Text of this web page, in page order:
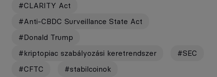
#CLARITY Act
#Anti-CBDC Surveillance State Act
#Donald Trump
#kriptopiac szabályozási keretrendszer
#SEC
#CFTC
#stabilcoinok